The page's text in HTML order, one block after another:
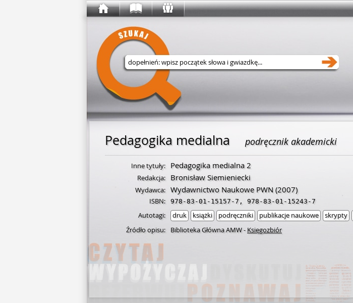
Wyszukaj w serwisie
Pedagogika medialna podręcznik akademicki
Inne tytuły: Pedagogika medialna 2
Redakcja: Bronisław Siemieniecki
Wydawca: Wydawnictwo Naukowe PWN(2007)
ISBN: 978-83-01-15157-7 , 978-83-01-15243-7
Autotagi: druk książki podręczniki publikacje naukowe skrypty
Źródło opisu:
Biblioteka Główna AMW- Księgozbiór